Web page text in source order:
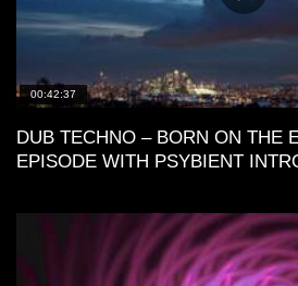
00:42:37
DUB TECHNO – BORN ON THE
EPISODE WITH PSYBIENT